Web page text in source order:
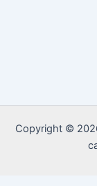
Copyright ©